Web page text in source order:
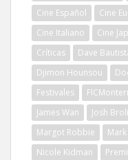
Cine Español
Cine
Cine Italiano
Cine
Críticas
Dave
Djimon Hounsou
Festivales
James Wan
Josh
Margot Robbie
Nicole Kidman